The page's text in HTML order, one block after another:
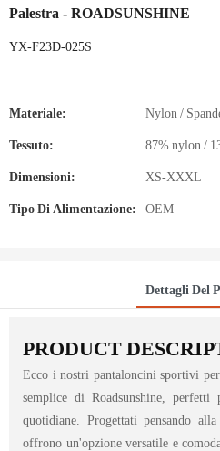
Palestra - ROADSUNSHINE
YX-F23D-025S
Materiale: Nylon /
Tessuto: 87% nylon /
Dimensioni: XS-XXXL
Tipo Di Alimentazione: OEM
Dettagli Del
PRODUCT
Ecco i nostri pantaloncini sportivi
semplice di Roadsunshine,
quotidiane. Progettati pensando
offrono un'opzione versatile e